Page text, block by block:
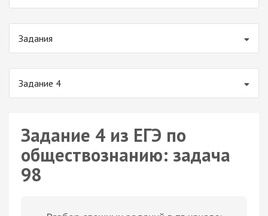
Задания
Задание 4
Задание 4 из ЕГЭ по
обществознанию: задача
98